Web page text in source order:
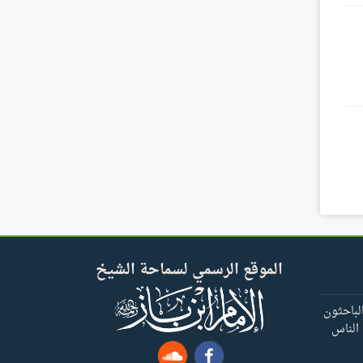
الموقع الرسمي لسماحة الشيخ